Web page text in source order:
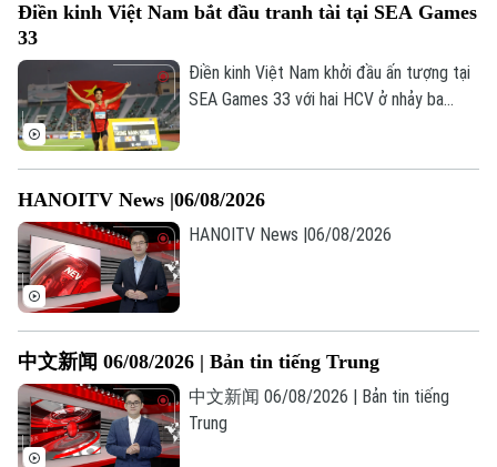
Xã hội
An ninh trật tự
Công nghệ
Người Hà Nội
Khoảnh khắc Hà Nội
Ẩm thực
Tin tức
Quân sự
Hồ sơ
Người Việt 4 phương
Kinh tế
Tin tức
Cafe sáng
Tài chính Ngân hàng
Doanh nghiệp
Nhà đất
Tin tức
Đầu tư
Căn hộ
Kinh nghiệm
Tàu và Xe
Ô tô
Tàu
Xe máy
Thị trường
Đánh giá
Giáo dục
Tin tức
Hướng nghiệp
Văn hóa
Tin tức
Làng nghề
Di tích
Sức khỏe
Y tế
Thể thao
Điền kinh Việt Nam bắt đầu tranh tài tại SEA Games
33
Điền kinh Việt Nam khởi đầu ấn tượng tại
SEA Games 33 với hai HCV ở nhảy ba
HANOITV News |06/08/2026
HANOITV News |06/08/2026
中文新闻 06/08/2026 | Bản tin tiếng Trung
中文新闻 06/08/2026 | Bản tin tiếng
Trung